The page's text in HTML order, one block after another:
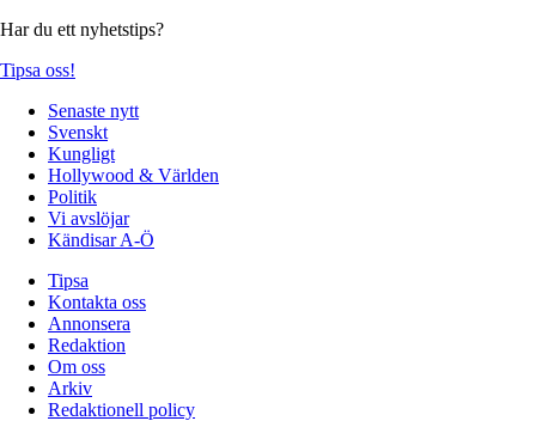
Har du ett nyhetstips?
Tipsa oss!
Senaste nytt
Svenskt
Kungligt
Hollywood & Världen
Politik
Vi avslöjar
Kändisar A-Ö
Tipsa
Kontakta oss
Annonsera
Redaktion
Om oss
Arkiv
Redaktionell policy